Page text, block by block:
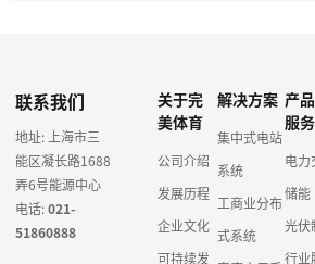
联系我们
地址: 上海市三
能区凝长路1688
弄6号能源中心
电话:021-
51860888
关于完
美体育
公司介绍
发展历程
企业文化
可持续发
解决方案
集中式电站
系统
工商业分布
式系统
产
服务
电力
储能
光伏
行业